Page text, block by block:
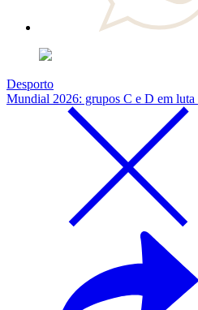
Desporto
Mundial 2026: grupos C e D em